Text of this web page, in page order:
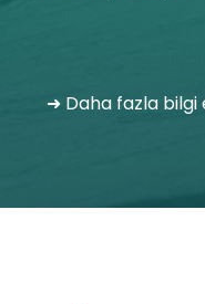
➜ Daha fazla bilgi